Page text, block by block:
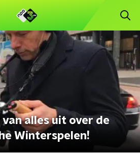
alles uit over de
Winterspelen!